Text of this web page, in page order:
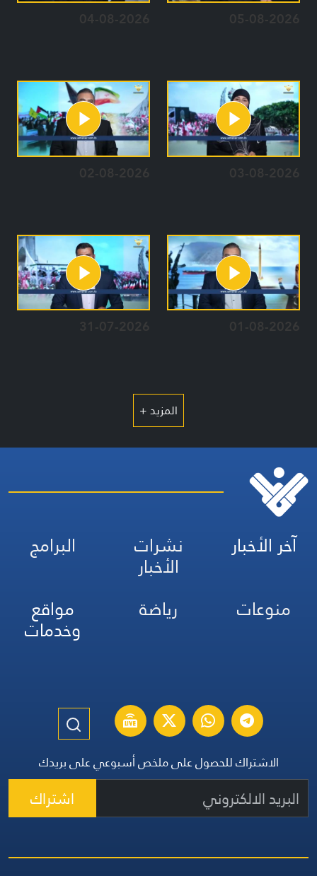
05-08-2026
04-08-2026
03-08-2026
02-08-2026
01-08-2026
31-07-2026
المزيد +
آخر الأخبار نشرات
الأخبار
البرامج
منوعات
رياضة مواقع
وخدمات
الاشتراك للحصول على ملخص أسبوعي على بريدك
اشتراك